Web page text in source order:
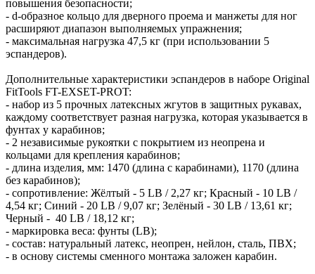
повышения безопасности;
- d-образное кольцо для дверного проема и манжеты для ног
расширяют диапазон выполняемых упражнения;
- максимальная нагрузка 47,5 кг (при использовании 5
эспандеров).
Дополнительные характеристики эспандеров в наборе Original
FitTools FT-EXSET-PROT:
- набор из 5 прочных латексных жгутов в защитных рукавах,
каждому соответствует разная нагрузка, которая указывается в
фунтах у карабинов;
- 2 независимые рукоятки с покрытием из неопрена и
кольцами для крепления карабинов;
- длина изделия, мм: 1470 (длина с карабинами), 1170 (длина
без карабинов);
- сопротивление: Жёлтый - 5 LB / 2,27 кг; Красный - 10 LB /
4,54 кг; Синий - 20 LB / 9,07 кг; Зелёный - 30 LB / 13,61 кг;
Черный - 40 LB / 18,12 кг;
- маркировка веса: фунты (LB);
- состав: натуральный латекс, неопрен, нейлон, сталь, ПВХ;
- в основу системы сменного монтажа заложен карабин.